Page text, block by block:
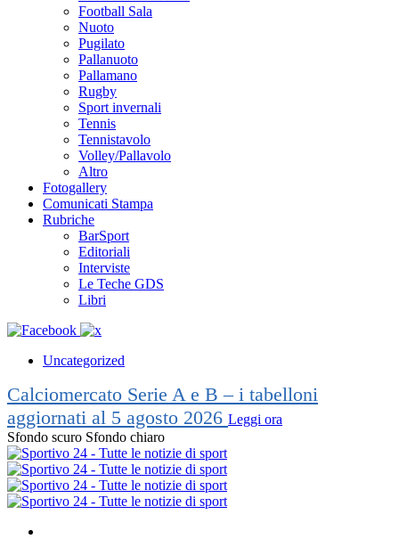
Football Sala
Nuoto
Pugilato
Pallanuoto
Pallamano
Rugby
Sport invernali
Tennis
Tennistavolo
Volley/Pallavolo
Altro
Fotogallery
Comunicati Stampa
Rubriche
BarSport
Editoriali
Interviste
Le Teche GDS
Libri
Uncategorized
Calciomercato Serie A e B – i tabelloni
aggiornati al 5 agosto 2026 Leggi ora
Sfondo scuro Sfondo chiaro